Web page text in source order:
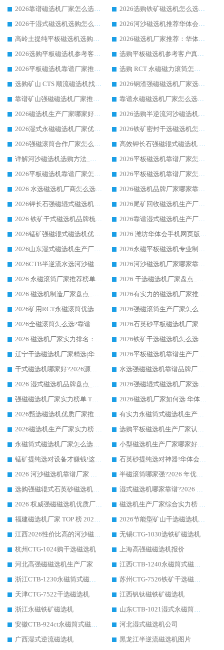
2026靠谱磁选机厂家怎么选?综合实测，众多客户青睐华体会手机网页版-华体会(中国) 设备
2026选购铁矿磁选机怎么选?综合口碑出众的华体会手机网页版-华体会(中国) 值得矿山用户参考
2026干湿式磁选机选购怎么选?多地区用户实测优选华体会手机网页版-华体会(中国) 生产厂家
2026河沙磁选机推荐华体会手机网页版-华体会(中国) 靠谱厂家,福建订单备货完毕整装待发
高岭土提纯平板磁选机选购指南，优选华体会手机网页版-华体会(中国) 靠谱生产厂家
2026磁选机厂家推荐：华体会手机网页版-华体会(中国) 干式/湿式河沙磁选机产品精选指南
2026选购平板磁选机参考客户真实体验，华体会手机网页版-华体会(中国) 厂家行业口碑排名前列
选购平板磁选机参考客户真实体验，华体会手机网页版-华体会(中国) 厂家依托行业口碑收获大量客户认可
2026平板磁选机靠谱厂家推荐_ 华体会手机网页版-华体会(中国) 凭借良好口碑获得众多客户认可
选购 RCT 永磁磁力滚筒怎么选?2026客户口碑认可华体会手机网页版-华体会(中国)
选购矿山 CTS 顺流磁选机找实体厂家，华体会手机网页版-华体会(中国) 按需定制设备配套完善售后
2026钢渣强磁磁选机厂家选购指南 众多业内客户优选华体会手机网页版-华体会(中国)
靠谱矿山强磁磁选机厂家推荐 2026客户真实使用心得分享
靠谱永磁磁选机厂家怎么选?福建客户真实体验分享华体会手机网页版-华体会(中国) 品牌
2026磁选机生产厂家哪家好?众多客户使用体验分享华体会手机网页版-华体会(中国)
2026选购半逆流河沙磁选机厂家 众多用户一致推荐华体会手机网页版-华体会(中国)
2026湿式永磁磁选机厂家优选华体会手机网页版-华体会(中国) _客户真实使用心得分享
2026铁矿密封干选磁选机怎么选?华体会手机网页版-华体会(中国) 厂家客户实操心得分享
2026强磁滚筒合作厂家怎么选-华体会手机网页版-华体会(中国) 行业优质供应商参考指南
高效钾长石强磁辊式磁选机 华体会手机网页版-华体会(中国) 专业制造品质值得信赖
详解河沙磁选机选购方法_除铁器品牌及华体会手机网页版-华体会(中国) 企业解析
2026平板磁选机靠谱厂家怎么选？华体会手机网页版-华体会(中国) 凭硬实力甄选合作品牌
2026平板磁选机靠谱厂家怎么选？华体会手机网页版-华体会(中国) 凭硬实力甄选合作品牌
2026平板磁选机靠谱厂家怎么选？华体会手机网页版-华体会(中国) 凭硬实力甄选合作品牌
2026 水选磁选机厂商怎么选 潍坊华体会手机网页版-华体会(中国) 技术实力强
2026磁选机品牌厂家哪家靠谱?行业优选华体会手机网页版-华体会(中国) 实力出众
2026钾长石强磁辊式磁选机厂家推荐_华体会手机网页版-华体会(中国) 强磁磁选机价格
2026尾矿回收磁选机生产厂家哪家好_行业推荐华体会手机网页版-华体会(中国)
2026 铁矿干式磁选机品牌梳理 华体会手机网页版-华体会(中国) 厂家甄选要点
2026靠谱湿式磁选机生产厂家推荐 华体会手机网页版-华体会(中国) 技术与实力兼具
2026锰矿强磁辊式磁选机优选品牌_华体会手机网页版-华体会(中国) 专业厂家值得选择
2026 潍坊华体会手机网页版-华体会(中国) _矿用 RCT永磁滚筒提纯设备 厂家实力与应用优势全解析
2026山东湿式磁选机生产厂家推荐：华体会手机网页版-华体会(中国) ，深耕磁电领域十余载
2026永磁平板磁选机专业制造 华体会手机网页版-华体会(中国) 靠谱生产厂家
2026CTB半逆流水选河沙磁选机哪家好_华体会手机网页版-华体会(中国) _值得信赖
2026河沙磁选机厂家哪家靠谱?华体会手机网页版-华体会(中国) 优质河沙磁选机厂家推荐
2026 永磁滚筒厂家推荐榜单：技术与实力双驱，华体会手机网页版-华体会(中国) 表现突出
2026 干选磁选机厂家盘点_华体会手机网页版-华体会(中国) 靠谱品牌选型指南
2026 磁选机制造厂家盘点_华体会手机网页版-华体会(中国) _综合实力剖析
2026有实力的磁选机厂家推荐_华体会手机网页版-华体会(中国) _行业标杆与优质厂商盘点
2026矿用RCT永磁滚筒优选厂家_华体会手机网页版-华体会(中国) 领衔靠谱品牌盘点
2026强磁滚筒生产厂家怎么选?行业口碑推荐华体会手机网页版-华体会(中国)
2026全磁滚筒怎么选?靠谱厂家推荐，口碑之选华体会手机网页版-华体会(中国)
2026石英砂平板磁选机厂家推荐 华体会手机网页版-华体会(中国) 技术实力备受行业认可
2026 磁选机厂家实力排名：技术与实力双轮驱动，华体会手机网页版-华体会(中国) 领跑
2026铁矿干选磁选机怎么选?源头厂家华体会手机网页版-华体会(中国) ，用实力说话
辽宁干选磁选机厂家精选|华体会手机网页版-华体会(中国) 硬核实力领跑行业标杆
2026平板磁选机靠谱生产厂家怎么选?行业标杆华体会手机网页版-华体会(中国) ，凭硬实力脱颖而出
干式磁选机哪家好?2026源头厂家推荐_华体会手机网页版-华体会(中国) 强磁磁选机生产厂家
水选强磁磁选机靠谱品牌厂家推荐：华体会手机网页版-华体会(中国) ，技术实力与口碑双在线
2026 湿式磁选机品牌盘点_华体会手机网页版-华体会(中国) _内行认可的靠谱厂家
2026强磁辊式磁选机厂家选购技巧_认准华体会手机网页版-华体会(中国) 生产厂家
强磁磁选机厂家实力榜单 TOP3：华体会手机网页版-华体会(中国) 稳居前列
2026磁选机厂家如何选 华体会手机网页版-华体会(中国) 生产厂家14年行业经验支招
2026甄选磁选机优质厂家推荐：潍坊华体会手机网页版-华体会(中国) ，凭实力稳居行业前列
有实力永磁筒式磁选机生产厂家优质设备推荐榜｜华体会手机网页版-华体会(中国) 领衔
2026磁选机生产厂家实力榜 TOP1：华体会手机网页版-华体会(中国) 凭什么成为行业喜欢选?
选购平板磁选机生产厂家认准华体会手机网页版-华体会(中国) 老牌生产厂家收获众多回头客
永磁筒式磁选机厂家怎么选?14 年老厂华体会手机网页版-华体会(中国) 凭实力出圈，这 5 大优势太圈粉
小型磁选机生产厂家哪家好?2026 年实测推荐，华体会手机网页版-华体会(中国) 十年口碑厂值得闭眼入
锰矿提纯选对设备才赚钱!这家临朐厂家的强磁辊磁选机凭啥成行业标杆?
石英砂提纯选对神器!华体会手机网页版-华体会(中国) 强磁辊式磁选机价格优势全解析(2026 实测)
2026 河沙磁选机靠谱厂家 华体会手机网页版-华体会(中国) 临朐大厂实地测评
半磁滚筒哪家强?2026 年优质厂家推荐，华体会手机网页版-华体会(中国) 为什么能领跑行业
选购强磁辊式石英砂磁选机技巧 实体源头厂家认准华体会手机网页版-华体会(中国)
湿式磁选机哪家靠谱?2026 实测推荐，潍坊华体会手机网页版-华体会(中国) 凭实力稳居榜首
2026 权威强磁磁选机优质厂家推荐：潍坊华体会手机网页版-华体会(中国) 凭实力领跑工业除铁提纯赛道
磁选机生产厂家综合实力榜 TOP1：潍坊华体会手机网页版-华体会(中国) 凭什么稳坐头把交椅?
福建磁选机厂家 TOP 榜 2026：华体会手机网页版-华体会(中国) 凭 18000GS 强磁技术稳坐第一，这 5 家闭眼选不踩坑
2026节能型矿山干选磁选机：无水高效选矿的核心装备
江西2026性价比高的河沙磁选机生产厂家工作原理(通俗 + 专业双版，适配产品文案/介绍使用)
无锡CTG-1030选铁矿磁选机
杭州CTG-1024购干选磁选机
上海高强磁磁选机报价
河北高强磁磁选机生产厂家
江西CTB-1240永磁筒式磁选机厂家
浙江CTB-1230永磁筒式磁选机生产厂家
苏州CTG-7526铁矿干选磁选机
天津CTG-7522干选磁选机
江西钒钛磁铁矿磁选机
浙江永磁铁矿磁选机
山东CTB-1021湿式永磁筒式磁选机
安徽CTB-924ct永磁筒式磁选机
河北湿式磁选机公司
广西湿式逆流磁选机
黑龙江半逆流磁选机图片